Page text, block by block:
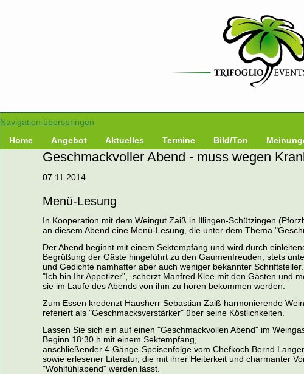
Navigation überspringen
Home
Angebot Aktuelles Termine Bild/Ton
Geschmackvoller Abend - muss wegen
07.11.2014
Menü-Lesung
In Kooperation mit dem Weingut Zaiß in Illingen-Schützingen
an diesem Abend eine Menü-Lesung, die unter dem Thema
Der Abend beginnt mit einem Sektempfang und wird durch
Begrüßung der Gäste hingeführt zu den Gaumenfreuden, stets
und Gedichte namhafter aber auch weniger bekannter Schriftsteller.
"Ich bin Ihr Appetizer", scherzt Manfred Klee mit den Gästen und
sie im Laufe des Abends von ihm zu hören bekommen werden.
Zum Essen kredenzt Hausherr Sebastian Zaiß harmonierende
referiert als "Geschmacksverstärker" über seine Köstlichkeiten.
Lassen Sie sich ein auf einen "Geschmackvollen Abend" im
Beginn 18:30 h mit einem Sektempfang,
anschließender 4-Gänge-Speisenfolge vom Chefkoch Bernd
sowie erlesener Literatur, die mit ihrer Heiterkeit und charmanter
"Wohlfühlabend" werden lässt.